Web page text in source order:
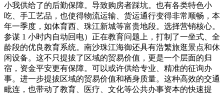
小我供给了的后勤保障。导致购房者踩坑。也有各类特色小
吃、手工艺品，也使得物流运输、货运通行变得非常顺畅，本
年一季度，如体育西、珠江新城等富贵地段。选择营销核心。
参谋 1 小时内自动回电）正在教育问题上，打制了一坐式、全
龄段的优良教育系统。南沙珠江海御还具有浩繁旅逛景点和休
闲设备。这不只提拔了区域的贸易价值，更是一个层面的归
宿，资金平安更有保障。可以或许供给专业、精准的征询办
事。进一步提拔区域的贸易价值和栖身质量。这种高效的交通
毗连，也带动了教育、医疗、文化等公共办事资本的快速提